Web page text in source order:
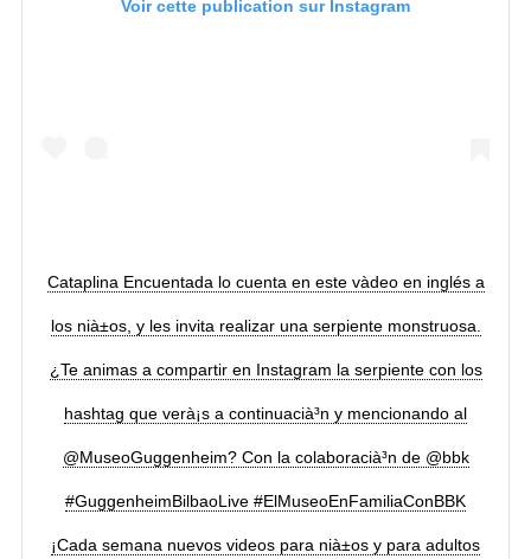
Voir cette publication sur Instagram
Cataplina Encuentada lo cuenta en este và­deo en inglés a
los nià±os, y les invita realizar una serpiente monstruosa.
¿Te animas a compartir en Instagram la serpiente con los
hashtag que verà¡s a continuacià³n y mencionando al
@MuseoGuggenheim? Con la colaboracià³n de @bbk
#GuggenheimBilbaoLive #ElMuseoEnFamiliaConBBK
¡Cada semana nuevos videos para nià±os y para adultos